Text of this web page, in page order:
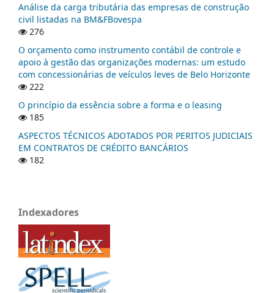
Análise da carga tributária das empresas de construção
civil listadas na BM&FBovespa
276
O orçamento como instrumento contábil de controle e
apoio à gestão das organizações modernas: um estudo
com concessionárias de veículos leves de Belo Horizonte
222
O princípio da essência sobre a forma e o leasing
185
ASPECTOS TÉCNICOS ADOTADOS POR PERITOS JUDICIAIS
EM CONTRATOS DE CRÉDITO BANCÁRIOS
182
Indexadores